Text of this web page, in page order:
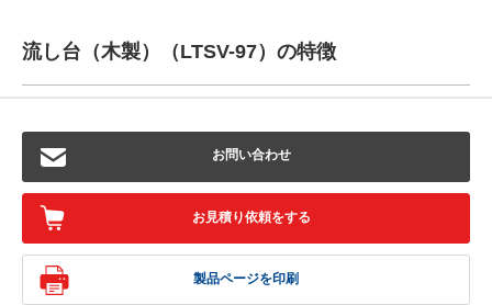
流し台（木製）（LTSV-97）の特徴
お問い合わせ
お見積り依頼をする
製品ページを印刷